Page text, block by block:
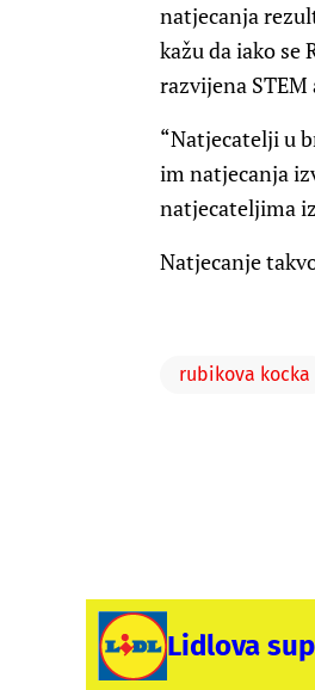
natjecanja
kažu da iako se
razvijena
“Natjecatelji u
im natjecanja
natjecateljima
Natjecanje
rubikova kocka
Lidlova